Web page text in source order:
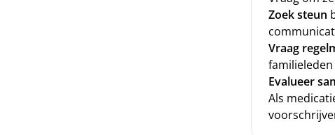
Zoek steun
Vraag
Evalueer
Als